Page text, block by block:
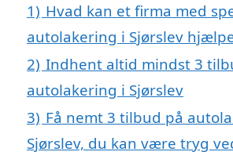
1) Hvad kan et firma med
autolakering i Sjørslev
2) Indhent altid mindst 3
autolakering i Sjørslev
3) Få nemt 3 tilbud på
Sjørslev, du kan være tryg